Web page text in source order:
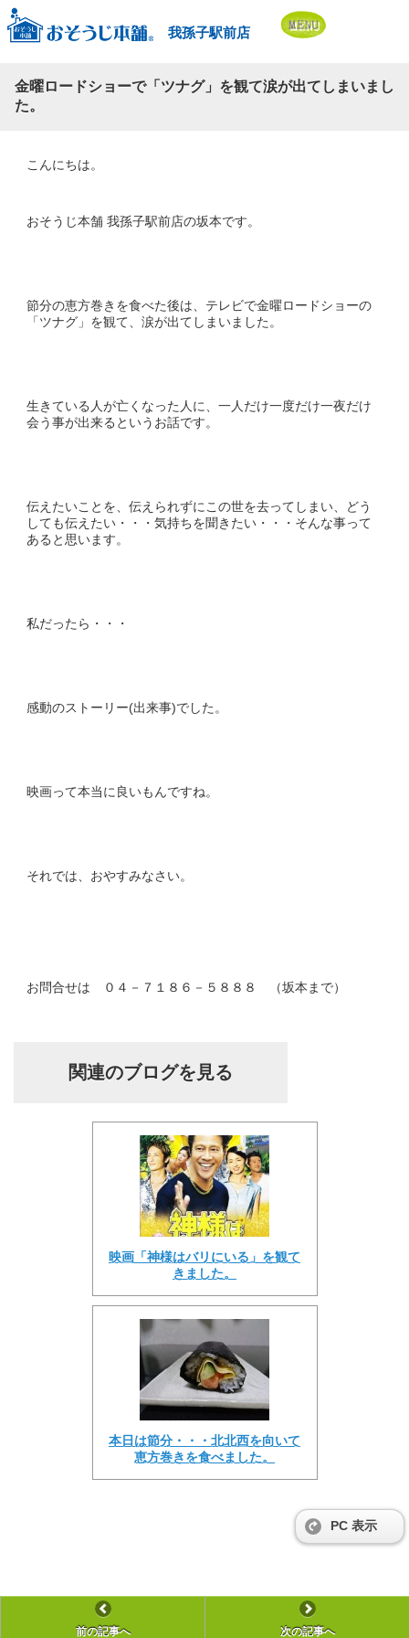
我孫子駅前店
金曜ロードショーで「ツナグ」を観て涙が出てしまいまし
た。
こんにちは。
おそうじ本舗 我孫子駅前店の坂本です。
節分の恵方巻きを食べた後は、テレビで金曜ロードショーの
「ツナグ」を観て、涙が出てしまいました。
生きている人が亡くなった人に、一人だけ一度だけ一夜だけ
会う事が出来るというお話です。
伝えたいことを、伝えられずにこの世を去ってしまい、どう
しても伝えたい・・・気持ちを聞きたい・・・そんな事って
あると思います。
私だったら・・・
感動のストーリー(出来事)でした。
映画って本当に良いもんですね。
それでは、おやすみなさい。
お問合せは ０４－７１８６－５８８８ （坂本まで）
関連のブログを見る
映画「神様はバリにいる」を観て
きました。
本日は節分・・・北北西を向いて
恵方巻きを食べました。
PC 表示
前の記事へ 次の記事へ